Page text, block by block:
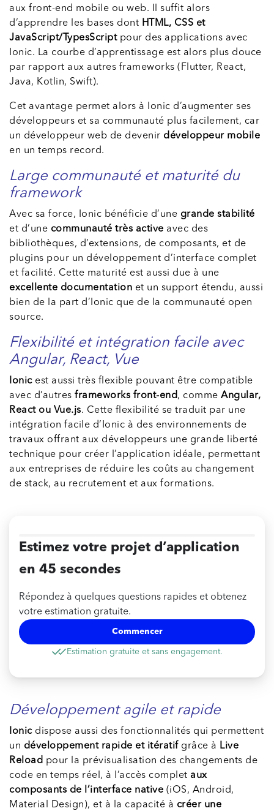
aux front-end mobile ou web. Il suffit alors
d’apprendre les bases dont HTML, CSS et
JavaScript/TypesScriptpour des applications avec
Ionic. La courbe d’apprentissage est alors plus douce
par rapport aux autres frameworks (Flutter, React,
Java, Kotlin, Swift).
Cet avantage permet alors à Ionic d’augmenter ses
développeurs et sa communauté plus facilement, car
un développeur web de devenir développeur mobile
en un temps record.
Large communauté et maturité du
framework
Avec sa force, Ionic bénéficie d’une grande stabilité
et d’une communauté très active avec des
bibliothèques, d’extensions, de composants, et de
plugins pour un développement d’interface complet
et facilité. Cette maturité est aussi due à une
excellente documentation et un support étendu, aussi
bien de la part d’Ionic que de la communauté open
source.
Flexibilité et intégration facile avec
Angular, React, Vue
Ionicest aussi très flexible pouvant être compatible
avec d’autres frameworks front-end, comme Angular,
React ou Vue.js. Cette flexibilité se traduit par une
intégration facile d’Ionic à des environnements de
travaux offrant aux développeurs une grande liberté
technique pour créer l’application idéale, permettant
aux entreprises de réduire les coûts au changement
de stack, au recrutement et aux formations.
Estimez votre projet d’application
en 45 secondes
Répondez à quelques questions rapides et obtenez
votre estimation gratuite.
Commencer
Estimation gratuite et sans engagement.
Développement agile et rapide
Ionic dispose aussi des fonctionnalités qui permettent
un développement rapide et itératifgrâce à Live
Reload pour la prévisualisation des changements de
code en temps réel, à l’accès complet aux
composants de l’interface native (iOS, Android,
Material Design), et à la capacité à créer une